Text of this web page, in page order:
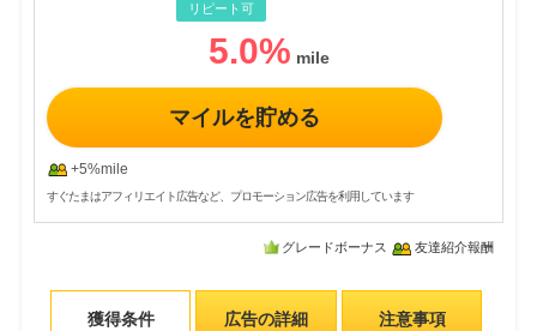
リピート可
5.0%
マイルを貯める
+5%mile
すぐたまはアフィリエイト広告など、プロモーション広告を利用しています
グレードボーナス 友達紹介報酬
獲得条件 広告の詳細 注意事項